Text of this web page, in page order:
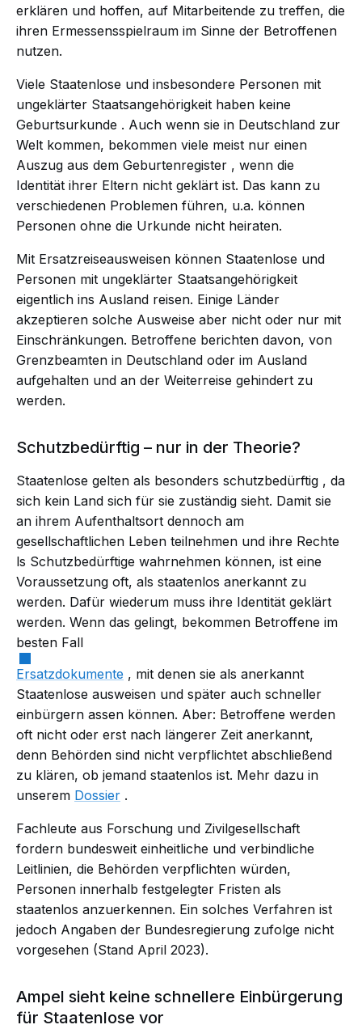
erklären und hoffen, auf Mitarbeitende zu treffen, die
ihren Ermessensspielraum im Sinne der Betroffenen
nutzen.
Viele Staatenlose und insbesondere Personen mit
ungeklärter Staatsangehörigkeit haben keine
Geburtsurkunde . Auch wenn sie in Deutschland zur
Welt kommen, bekommen viele meist nur einen
Auszug aus dem Geburtenregister , wenn die
Identität ihrer Eltern nicht geklärt ist. Das kann zu
verschiedenen Problemen führen, u.a. können
Personen ohne die Urkunde nicht heiraten.
Mit Ersatzreiseausweisen können Staatenlose und
Personen mit ungeklärter Staatsangehörigkeit
eigentlich ins Ausland reisen. Einige Länder
akzeptieren solche Ausweise aber nicht oder nur mit
Einschränkungen. Betroffene berichten davon, von
Grenzbeamten in Deutschland oder im Ausland
aufgehalten und an der Weiterreise gehindert zu
werden.
Schutzbedürftig – nur in der Theorie?
Staatenlose gelten als besonders schutzbedürftig , da
sich kein Land sich für sie zuständig sieht. Damit sie
an ihrem Aufenthaltsort dennoch am
gesellschaftlichen Leben teilnehmen und ihre Rechte
ls Schutzbedürftige wahrnehmen können, ist eine
Voraussetzung oft, als staatenlos anerkannt zu
werden. Dafür wiederum muss ihre Identität geklärt
werden. Wenn das gelingt, bekommen Betroffene im
besten Fall
Ersatzdokumente , mit denen sie als anerkannt
Staatenlose ausweisen und später auch schneller
einbürgern assen können. Aber: Betroffene werden
oft nicht oder erst nach längerer Zeit anerkannt,
denn Behörden sind nicht verpflichtet abschließend
zu klären, ob jemand staatenlos ist. Mehr dazu in
unserem Dossier .
Fachleute aus Forschung und Zivilgesellschaft
fordern bundesweit einheitliche und verbindliche
Leitlinien, die Behörden verpflichten würden,
Personen innerhalb festgelegter Fristen als
staatenlos anzuerkennen. Ein solches Verfahren ist
jedoch Angaben der Bundesregierung zufolge nicht
vorgesehen (Stand April 2023).
Ampel sieht keine schnellere Einbürgerung
für Staatenlose vor